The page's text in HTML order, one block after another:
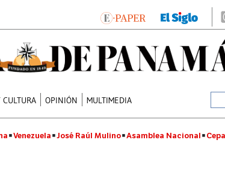
OPINIÓN MULTIMEDIA
Venezuela José Raúl Mulino Asamblea Nacional